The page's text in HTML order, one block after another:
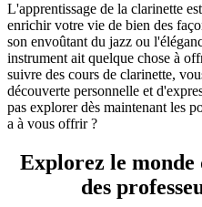
L'apprentissage de la clarinette
enrichir votre vie de bien des
son envoûtant du jazz ou
instrument ait quelque chose à
suivre des cours de clarinette,
découverte personnelle et
pas explorer dès maintenant les
a à vous offrir ?
Explorez le
des